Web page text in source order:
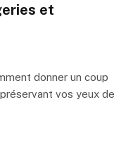
et
donner un coup
vos yeux de